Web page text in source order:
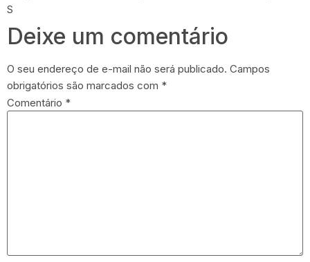
S
Deixe um comentário
O seu endereço de e-mail não será publicado. Campos
obrigatórios são marcados com *
Comentário *